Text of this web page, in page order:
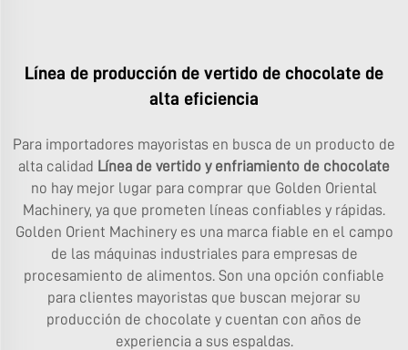
Línea de producción de vertido de chocolate de
alta eficiencia
Para importadores mayoristas en busca de un producto de
alta calidad Línea de vertido y enfriamiento de chocolate
no hay mejor lugar para comprar que Golden Oriental
Machinery, ya que prometen líneas confiables y rápidas.
Golden Orient Machinery es una marca fiable en el campo
de las máquinas industriales para empresas de
procesamiento de alimentos. Son una opción confiable
para clientes mayoristas que buscan mejorar su
producción de chocolate y cuentan con años de
experiencia a sus espaldas.